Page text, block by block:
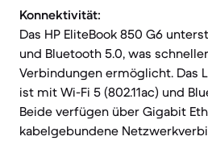
Konnektivität:
Das HP EliteBook 850 G6
und Bluetooth 5.0, was
Verbindungen ermöglicht. Das
ist mit Wi-Fi 5 (802.11ac) und
Beide verfügen über Gigabit
kabelgebundene